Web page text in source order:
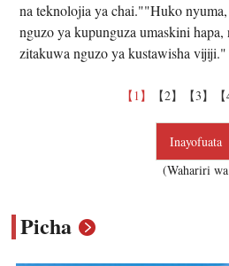
na teknolojia ya chai.""Huko
nguzo ya kupunguza umaskini
zitakuwa nguzo ya kustawisha vijiji."
【1】 【2】 【3】
Inayofuata
(Wahariri
Picha